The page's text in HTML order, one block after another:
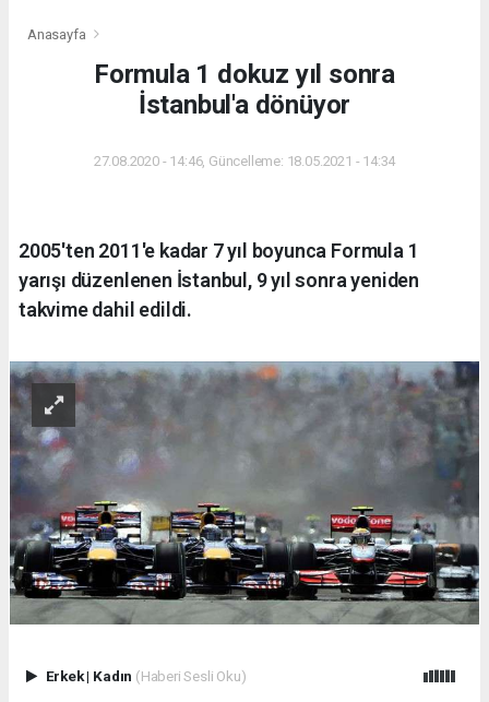
Anasayfa
Formula 1 dokuz yıl sonra
İstanbul'a dönüyor
27.08.2020 - 14:46, Güncelleme: 18.05.2021 - 14:34
2005'ten 2011'e kadar 7 yıl boyunca Formula 1
yarışı düzenlenen İstanbul, 9 yıl sonra yeniden
takvime dahil edildi.
Erkek| Kadın (Haberi Sesli Oku)